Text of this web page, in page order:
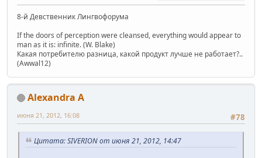
8-й Девственник Лингвофорума
If the doors of perception were cleansed, everything would appear to
man as it is: infinite. (W. Blake)
Какая потребителю разница, какой продукт лучше не работает?..
(Awwal12)
Alexandra A
#78
июня 21, 2012, 16:08
Цитата: SIVERION от июня 21, 2012, 14:47